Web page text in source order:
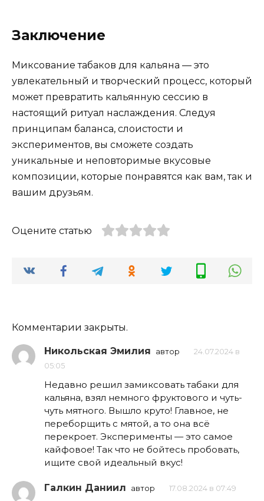
Заключение
Миксование табаков для кальяна — это
увлекательный и творческий процесс, который
может превратить кальянную сессию в
настоящий ритуал наслаждения. Следуя
принципам баланса, слоистости и
экспериментов, вы сможете создать
уникальные и неповторимые вкусовые
композиции, которые понравятся как вам, так и
вашим друзьям.
Оцените статью
Комментарии закрыты.
Никольская Эмилия автор
24.07.2024 в
05:05
Недавно решил замиксовать табаки для
кальяна, взял немного фруктового и чуть-
чуть мятного. Вышло круто! Главное, не
переборщить с мятой, а то она всё
перекроет. Эксперименты — это самое
кайфовое! Так что не бойтесь пробовать,
ищите свой идеальный вкус!
Галкин Даниил автор 17.08.2024 в 07:49